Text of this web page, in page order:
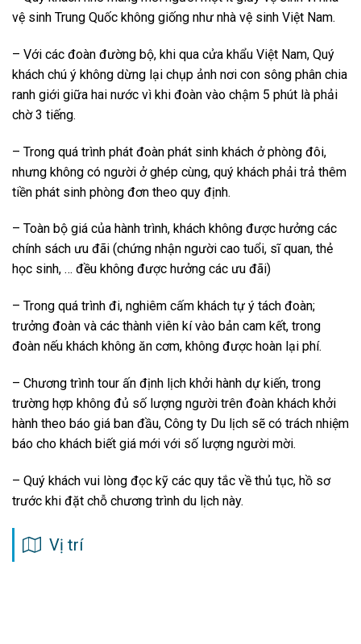
vệ sinh Trung Quốc không giống như nhà vệ sinh Việt Nam.
– Với các đoàn đường bộ, khi qua cửa khẩu Việt Nam, Quý
khách chú ý không dừng lại chụp ảnh nơi con sông phân chia
ranh giới giữa hai nước vì khi đoàn vào chậm 5 phút là phải
chờ 3 tiếng.
– Trong quá trình phát đoàn phát sinh khách ở phòng đôi,
nhưng không có người ở ghép cùng, quý khách phải trả thêm
tiền phát sinh phòng đơn theo quy định.
– Toàn bộ giá của hành trình, khách không được hưởng các
chính sách ưu đãi (chứng nhận người cao tuổi, sĩ quan, thẻ
học sinh, … đều không được hưởng các ưu đãi)
– Trong quá trình đi, nghiêm cấm khách tự ý tách đoàn;
trưởng đoàn và các thành viên kí vào bản cam kết, trong
đoàn nếu khách không ăn cơm, không được hoàn lại phí.
– Chương trình tour ấn định lịch khởi hành dự kiến, trong
trường hợp không đủ số lượng người trên đoàn khách khởi
hành theo báo giá ban đầu, Công ty Du lịch sẽ có trách nhiệm
báo cho khách biết giá mới với số lượng người mời.
– Quý khách vui lòng đọc kỹ các quy tắc về thủ tục, hồ sơ
trước khi đặt chỗ chương trình du lịch này.
Vị trí